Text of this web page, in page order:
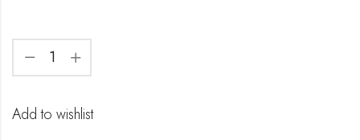
Add to wishlist